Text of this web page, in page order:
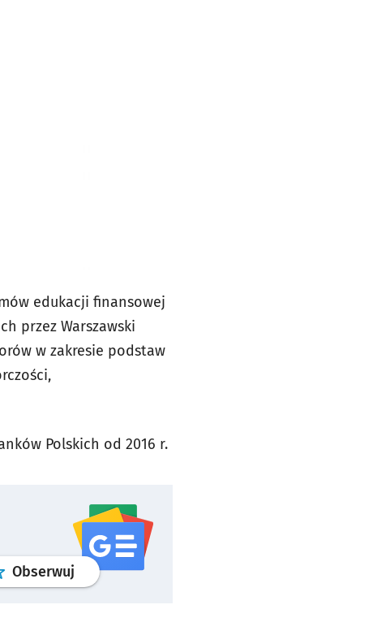
edukacji finansowej
przez Warszawski
w zakresie podstaw
Polskich od 2016 r.
Obserwuj profilgoogle news